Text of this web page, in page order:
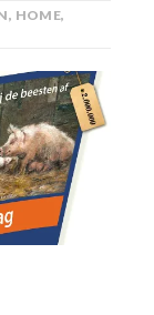
, HOME,